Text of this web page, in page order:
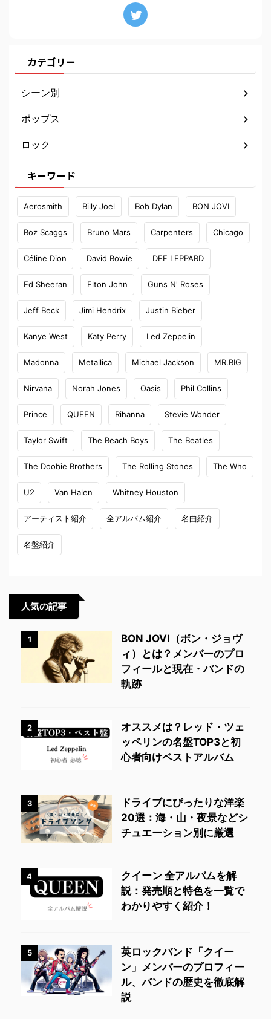
カテゴリー
シーン別
ポップス
ロック
キーワード
Aerosmith Billy Joel Bob Dylan BON JOVI
Boz Scaggs Bruno Mars Carpenters Chicago
Céline Dion David Bowie DEF LEPPARD
Ed Sheeran Elton John Guns N' Roses
Jeff Beck Jimi Hendrix Justin Bieber
Kanye West Katy Perry Led Zeppelin
Madonna Metallica Michael Jackson MR.BIG
Nirvana Norah Jones Oasis Phil Collins
Prince QUEEN Rihanna Stevie Wonder
Taylor Swift The Beach Boys The Beatles
The Doobie Brothers The Rolling Stones The Who
U2 Van Halen Whitney Houston
アーティスト紹介 全アルバム紹介 名曲紹介
名盤紹介
人気の記事
1
BON JOVI（ボン・ジョヴ
ィ）とは？メンバーのプロ
フィールと現在・バンドの
軌跡
2
オススメは？レッド・ツェ
ッペリンの名盤TOP3と初
心者向けベストアルバム
3
ドライブにぴったりな洋楽
20選：海・山・夜景などシ
チュエーション別に厳選
4
クイーン 全アルバムを解
説：発売順と特色を一覧で
わかりやすく紹介！
5
英ロックバンド「クイー
ン」メンバーのプロフィー
ル、バンドの歴史を徹底解
説